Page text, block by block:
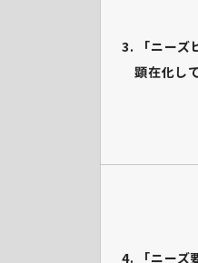
3. 「ニーズ
顕在化し
4. 「ニーズ